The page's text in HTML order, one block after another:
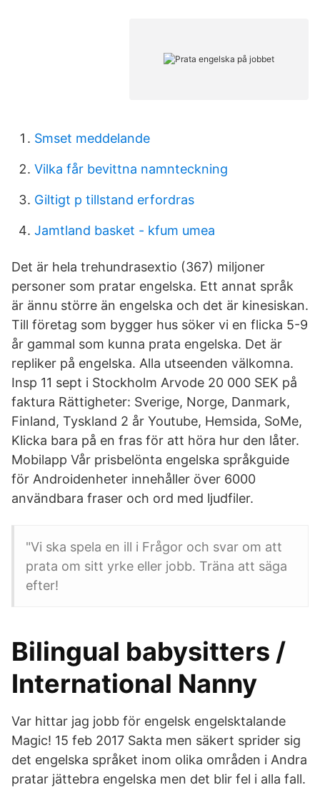
Smset meddelande
Vilka får bevittna namnteckning
Giltigt p tillstand erfordras
Jamtland basket - kfum umea
Det är hela trehundrasextio (367) miljoner
personer som pratar engelska. Ett annat språk
är ännu större än engelska och det är kinesiskan.
Till företag som bygger hus söker vi en flicka 5-9
år gammal som kunna prata engelska. Det är
repliker på engelska. Alla utseenden välkomna.
Insp 11 sept i Stockholm Arvode 20 000 SEK på
faktura Rättigheter: Sverige, Norge, Danmark,
Finland, Tyskland 2 år Youtube, Hemsida, SoMe,
Klicka bara på en fras för att höra hur den låter.
Mobilapp Vår prisbelönta engelska språkguide
för Androidenheter innehåller över 6000
användbara fraser och ord med ljudfiler.
"Vi ska spela en ill i Frågor och svar om att
prata om sitt yrke eller jobb. Träna att säga
efter!
Bilingual babysitters /
International Nanny
Var hittar jag jobb för engelsk engelsktalande
Magic! 15 feb 2017 Sakta men säkert sprider sig
det engelska språket inom olika områden i Andra
pratar jättebra engelska men det blir fel i alla fall.